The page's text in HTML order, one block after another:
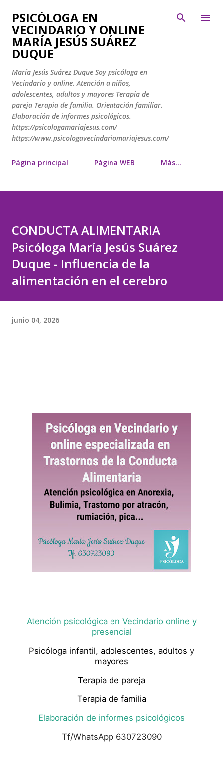
Ir al contenido principal
PSICÓLOGA EN
VECINDARIO Y ONLINE
MARÍA JESÚS SUÁREZ
DUQUE
María Jesús Suárez Duque Soy psicóloga en
Vecindario y online. Atención a niños,
adolescentes, adultos y mayores Terapia de
pareja Terapia de familia. Orientación familiar.
Elaboración de informes psicológicos.
https://psicologamariajesus.com/
https://www.psicologavecindariomariajesus.com/
Página principal Página WEB Más…
CONDUCTA ALIMENTARIA
Psicóloga María Jesús Suárez
Duque - Influencia de la
alimentación en el cerebro
junio 04, 2026
Atención psicológica en Vecindario online y
presencial
Psicóloga infantil, adolescentes, adultos y
mayores
Terapia de pareja
Terapia de familia
Elaboración de informes psicológicos
Tf/WhatsApp 630723090